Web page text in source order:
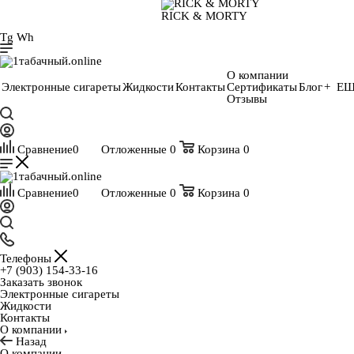
RICK & MORTY
Tg Wh
Электронные сигаретыЖидкостиКонтакты
О компании
Сертификаты
Отзывы
Блог+
Сравнение0 Отложенные 0 Корзина 0
Сравнение0 Отложенные 0 Корзина 0
Телефоны
+7 (903) 154-33-16
Заказать звонок
Электронные сигареты
Жидкости
Контакты
О компании
Назад